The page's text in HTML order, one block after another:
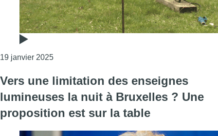
19 janvier 2025Consulter l'article "Le square Armand Steurs
Vers une limitation des enseignes
lumineuses la nuit à Bruxelles ? Une
proposition est sur la table